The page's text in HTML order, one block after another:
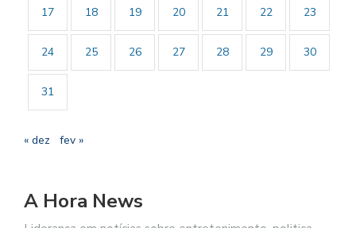
17 18 19 20 21 22 23
24 25 26 27 28 29 30
31
« dez fev »
A Hora News